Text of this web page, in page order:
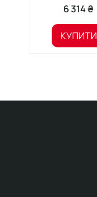
6 314 ₴
КУПИТИ